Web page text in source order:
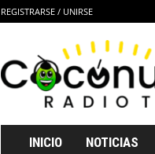
REGISTRARSE / UNIRSE
c
o
INICIO NOTICIAS